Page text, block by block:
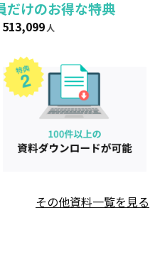
けのお得な特典
513,099 人
その他資料一覧を見る